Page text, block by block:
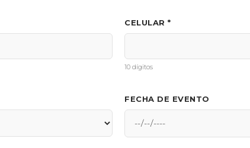
CELULAR *
10 dígitos
FECHA DE EVENTO